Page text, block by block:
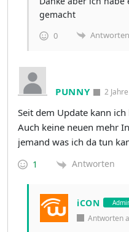
gemacht
0 Antworten
PUNNY 2
Seit dem Update kann
Auch keine neuen mehr
jemand was ich da tun
1 Antworten
iCON
Antworten